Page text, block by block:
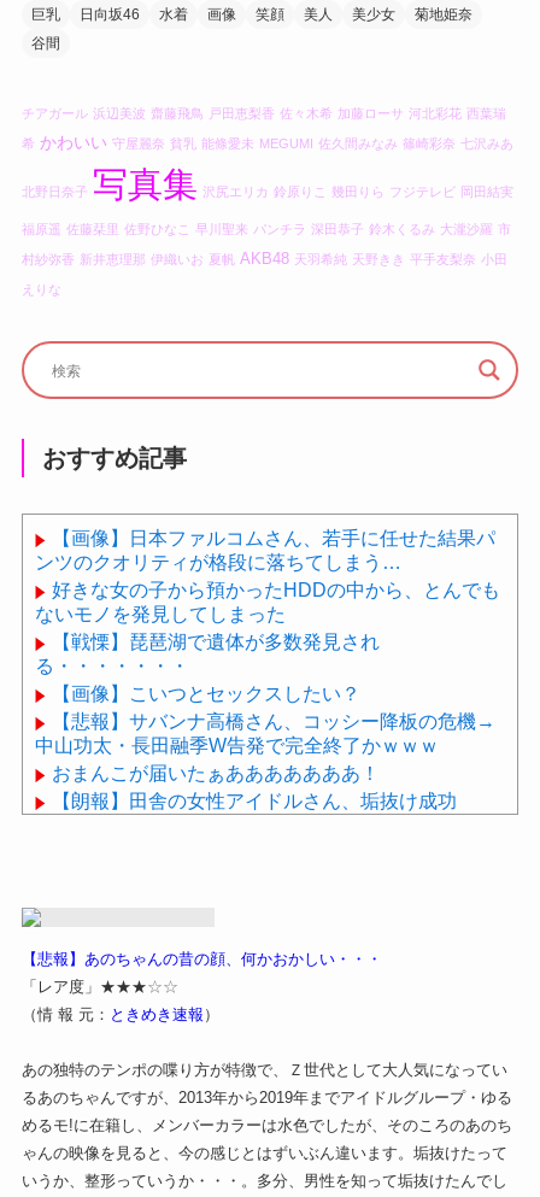
巨乳
日向坂46 水着 画像 笑顔 美人 美少女
菊地姫奈
谷間
チアガール 浜辺美波 齋藤飛鳥 戸田恵梨香 佐々木希 加藤ローサ 河北彩花 西葉瑞
希 かわいい 守屋麗奈 貧乳 能條愛未 MEGUMI 佐久間みなみ 篠崎彩奈 七沢みあ
北野日奈子 写真集 沢尻エリカ 鈴原りこ 幾田りら フジテレビ 岡田結実
福原遥 佐藤栞里 佐野ひなこ 早川聖来 パンチラ 深田恭子 鈴木くるみ 大瀧沙羅 市
村紗弥香 新井恵理那 伊織いお 夏帆 AKB48 天羽希純 天野きき 平手友梨奈 小田
えりな
おすすめ記事
【画像】日本ファルコムさん、若手に任せた結果パ
ンツのクオリティが格段に落ちてしまう…
好きな女の子から預かったHDDの中から、とんでも
ないモノを発見してしまった
【戦慄】琵琶湖で遺体が多数発見され
る・・・・・・・
【画像】こいつとセックスしたい？
【悲報】サバンナ高橋さん、コッシー降板の危機→
中山功太・長田融季W告発で完全終了かｗｗｗ
おまんこが届いたぁあああああああ！
【朗報】田舎の女性アイドルさん、垢抜け成功
Powered by livedoor 相互RSS
【悲報】あのちゃんの昔の顔、何かおかしい・・・
「レア度」★★★☆☆
（情 報 元： ときめき速報 ）
あの独特のテンポの喋り方が特徴で、Ｚ世代として大人気になってい
るあのちゃんですが、2013年から2019年までアイドルグループ・ゆる
めるモ!に在籍し、メンバーカラーは水色でしたが、そのころのあのち
ゃんの映像を見ると、今の感じとはずいぶん違います。垢抜けたって
いうか、整形っていうか・・・。多分、男性を知って垢抜けたんでし